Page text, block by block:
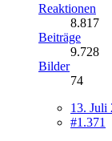
Reaktionen
8.817
Beiträge
9.728
Bilder
74
13. Juli
#1.371